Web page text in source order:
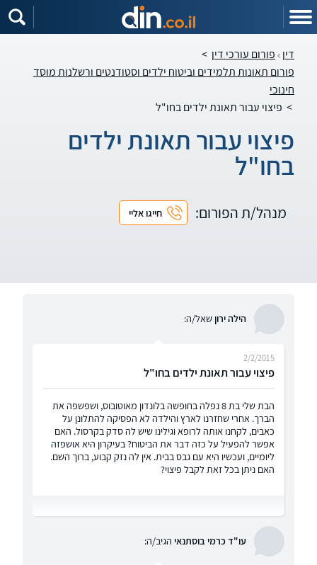
דין פורום עורכי דין >
פורום תאונות תלמידים וביטוח ילדים וסטודנטים ורשלנות מוסד
חינוכי
> פיצוי עבור תאונת ילדים בחו"ל
פיצוי עבור תאונת ילדים
בחו"ל
מנהל/ת הפורום: חייגו אליי
הילה ירוןשאל/ה:
פיצוי עבור תאונת ילדים בחו"ל
2/2/2015
הבת שלי בת 8 נפלה בחופשה בלונדון מאוטובוס, ושפשפה את
הברך. אחרי שחזרנו לארץ והילדה לא הפסיקה להתלונן על
כאבים, לקחנו אותה לרופא וגילינו שיש לה סדק בקרסול. האם
אפשר להפעיל על כזה דבר את הביטוח? בעיקרון היא אושפזה
ליומיים, ועכשיו היא עם גבס בבית. אין לה נזק קבוע, ברוך השם.
האם ניתן בכל זאת לקבל פיצוי?
עו"ד כרמי בוסתנאי הגיב/ה: